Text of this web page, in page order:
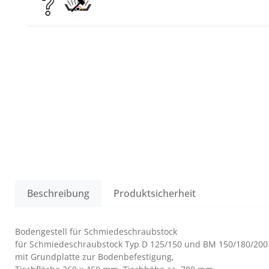
Beschreibung Produktsicherheit
Bodengestell für Schmiedeschraubstock
für Schmiedeschraubstock Typ D 125/150 und BM 150/180/200
mit Grundplatte zur Bodenbefestigung,